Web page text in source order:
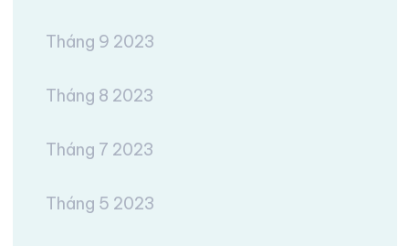
Tháng 9 2023
Tháng 8 2023
Tháng 7 2023
Tháng 5 2023